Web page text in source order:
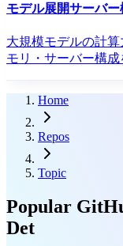
モデル展開サーバ
大規模モデルの計
モリ・サーバー構
Home
Repos
Topic
Popular
Det